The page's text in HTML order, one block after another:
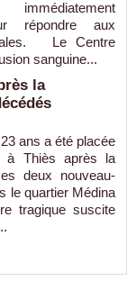
répondre aux
Le Centre
sanguine...
la
ans a été placée
à Thiès après la
deux nouveau-
le quartier Médina
tragique suscite